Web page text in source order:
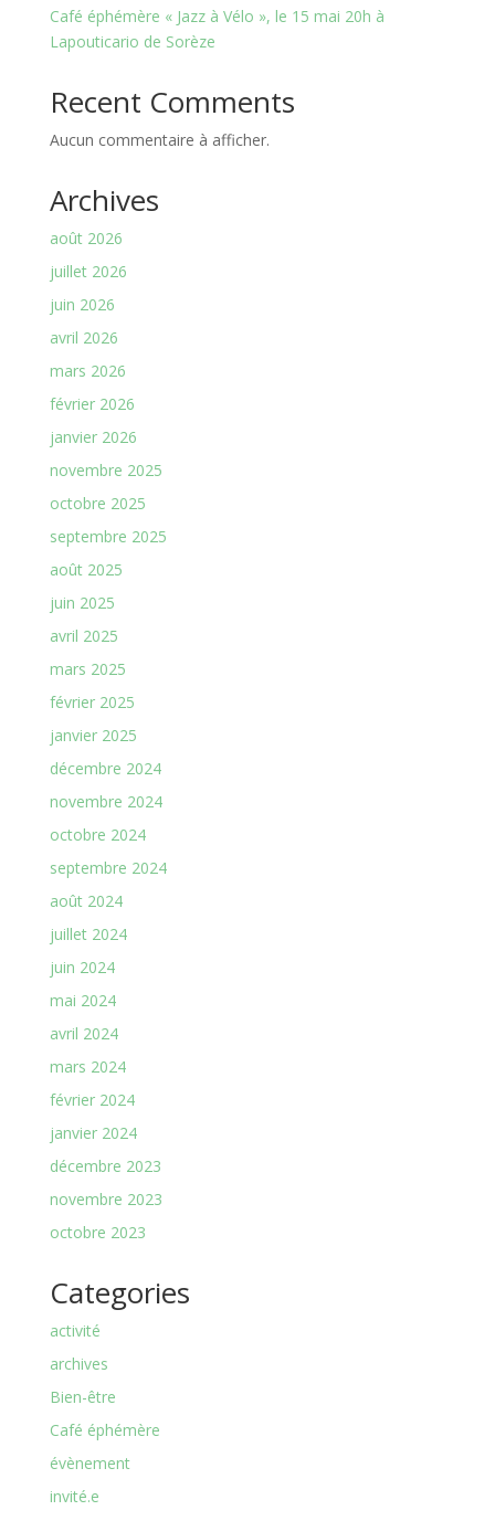
Café éphémère « Jazz à Vélo », le 15 mai 20h à
Lapouticario de Sorèze
Recent Comments
Aucun commentaire à afficher.
Archives
août 2026
juillet 2026
juin 2026
avril 2026
mars 2026
février 2026
janvier 2026
novembre 2025
octobre 2025
septembre 2025
août 2025
juin 2025
avril 2025
mars 2025
février 2025
janvier 2025
décembre 2024
novembre 2024
octobre 2024
septembre 2024
août 2024
juillet 2024
juin 2024
mai 2024
avril 2024
mars 2024
février 2024
janvier 2024
décembre 2023
novembre 2023
octobre 2023
Categories
activité
archives
Bien-être
Café éphémère
évènement
invité.e